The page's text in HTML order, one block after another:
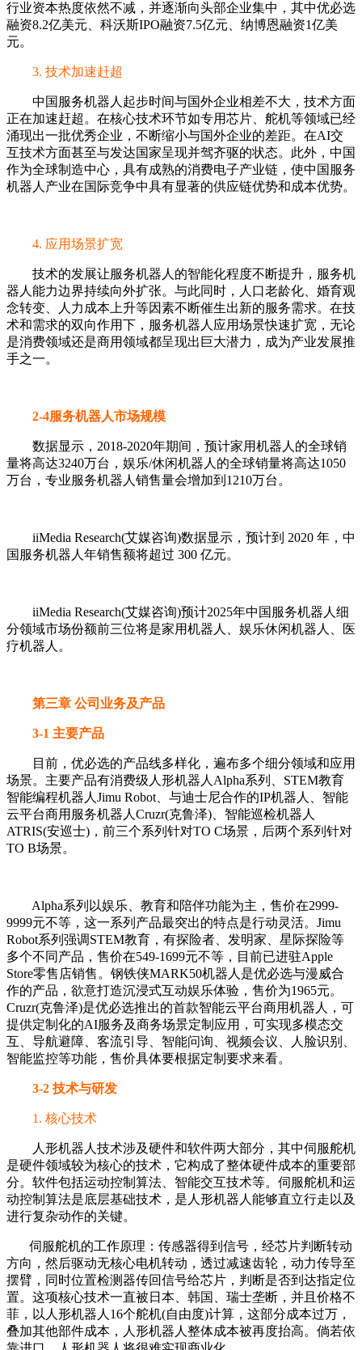
行业资本热度依然不减，并逐渐向头部企业集中，其中优必选
融资8.2亿美元、科沃斯IPO融资7.5亿元、纳博恩融资1亿美
元。
3. 技术加速赶超
中国服务机器人起步时间与国外企业相差不大，技术方面
正在加速赶超。在核心技术环节如专用芯片、舵机等领域已经
涌现出一批优秀企业，不断缩小与国外企业的差距。在AI交
互技术方面甚至与发达国家呈现并驾齐驱的状态。此外，中国
作为全球制造中心，具有成熟的消费电子产业链，使中国服务
机器人产业在国际竞争中具有显著的供应链优势和成本优势。
4. 应用场景扩宽
技术的发展让服务机器人的智能化程度不断提升，服务机
器人能力边界持续向外扩张。与此同时，人口老龄化、婚育观
念转变、人力成本上升等因素不断催生出新的服务需求。在技
术和需求的双向作用下，服务机器人应用场景快速扩宽，无论
是消费领域还是商用领域都呈现出巨大潜力，成为产业发展推
手之一。
2-4服务机器人市场规模
数据显示，2018-2020年期间，预计家用机器人的全球销
量将高达3240万台，娱乐/休闲机器人的全球销量将高达1050
万台，专业服务机器人销售量会增加到1210万台。
iiMedia Research(艾媒咨询)数据显示，预计到 2020 年，中
国服务机器人年销售额将超过 300 亿元。
iiMedia Research(艾媒咨询)预计2025年中国服务机器人细
分领域市场份额前三位将是家用机器人、娱乐休闲机器人、医
疗机器人。
第三章 公司业务及产品
3-1 主要产品
目前，优必选的产品线多样化，遍布多个细分领域和应用
场景。主要产品有消费级人形机器人Alpha系列、STEM教育
智能编程机器人Jimu Robot、与迪士尼合作的IP机器人、智能
云平台商用服务机器人Cruzr(克鲁泽)、智能巡检机器人
ATRIS(安巡士)，前三个系列针对TO C场景，后两个系列针对
TO B场景。
Alpha系列以娱乐、教育和陪伴功能为主，售价在2999-
9999元不等，这一系列产品最突出的特点是行动灵活。Jimu
Robot系列强调STEM教育，有探险者、发明家、星际探险等
多个不同产品，售价在549-1699元不等，目前已进驻Apple
Store零售店销售。钢铁侠MARK50机器人是优必选与漫威合
作的产品，欲意打造沉浸式互动娱乐体验，售价为1965元。
Cruzr(克鲁泽)是优必选推出的首款智能云平台商用机器人，可
提供定制化的AI服务及商务场景定制应用，可实现多模态交
互、导航避障、客流引导、智能问询、视频会议、人脸识别、
智能监控等功能，售价具体要根据定制要求来看。
3-2 技术与研发
1. 核心技术
人形机器人技术涉及硬件和软件两大部分，其中伺服舵机
是硬件领域较为核心的技术，它构成了整体硬件成本的重要部
分。软件包括运动控制算法、智能交互技术等。伺服舵机和运
动控制算法是底层基础技术，是人形机器人能够直立行走以及
进行复杂动作的关键。
伺服舵机的工作原理：传感器得到信号，经芯片判断转动
方向，然后驱动无核心电机转动，透过减速齿轮，动力传导至
摆臂，同时位置检测器传回信号给芯片，判断是否到达指定位
置。这项核心技术一直被日本、韩国、瑞士垄断，并且价格不
菲，以人形机器人16个舵机(自由度)计算，这部分成本过万，
叠加其他部件成本，人形机器人整体成本被再度抬高。倘若依